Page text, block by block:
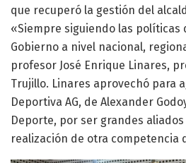
que recuperó la gestión del
«Siempre siguiendo las políticas
Gobierno a nivel nacional,
profesor José Enrique Linares,
Trujillo. Linares aprovechó para
Deportiva AG, de Alexander
Deporte, por ser grandes aliados
realización de otra competencia